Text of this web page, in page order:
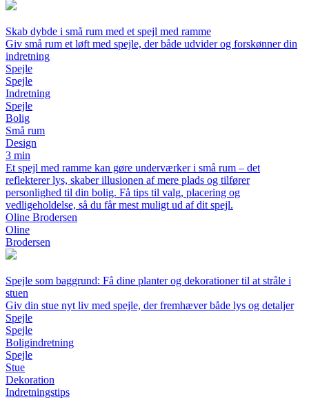
Skab dybde i små rum med et spejl med ramme
Giv små rum et løft med spejle, der både udvider og forskønner din
indretning
Spejle
Spejle
Indretning
Spejle
Bolig
Små rum
Design
3 min
Et spejl med ramme kan gøre underværker i små rum – det
reflekterer lys, skaber illusionen af mere plads og tilfører
personlighed til din bolig. Få tips til valg, placering og
vedligeholdelse, så du får mest muligt ud af dit spejl.
Oline Brodersen
Oline
Brodersen
Spejle som baggrund: Få dine planter og dekorationer til at stråle i
stuen
Giv din stue nyt liv med spejle, der fremhæver både lys og detaljer
Spejle
Spejle
Boligindretning
Spejle
Stue
Dekoration
Indretningstips